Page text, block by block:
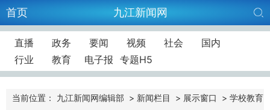
首页 九江新闻网
直播 政务 要闻 视频 社会
国内
行业
教育 电子报 专题H5
当前位置： 九江新闻网编辑部 > 新闻栏目 > 展示窗口 > 学校教育